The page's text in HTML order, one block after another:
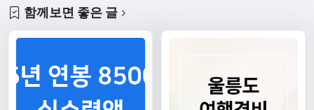
함께보면 좋은 글